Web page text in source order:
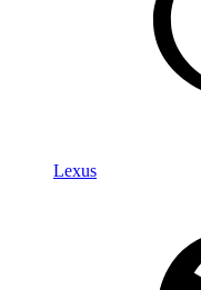
Lexus